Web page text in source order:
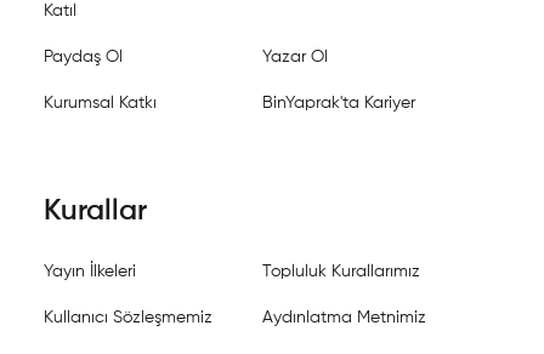
Katıl
Paydaş Ol Yazar Ol
Kurumsal Katkı BinYaprak'ta Kariyer
Kurallar
Yayın İlkeleri Topluluk Kurallarımız
Kullanıcı Sözleşmemiz Aydınlatma Metnimiz